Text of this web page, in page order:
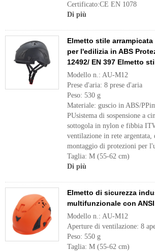
Certificato:CE EN 1078
Di più
Elmetto stile
per l'edilizia in ABS
12492/ EN 397 Elmetto
Modello n.: AU-M12
Prese d'aria: 8 prese d'aria
Peso: 530 g
Materiale: guscio in ABS/
PUsistema di sospensione a
sottogola in nylon e fibbia
ventilazione in rete argentata,
montaggio di protezioni per
Taglia: M (55-62 cm)
Di più
Elmetto di sicurezza
multifunzionale con
Modello n.: AU-M12
Aperture di ventilazione: 8
Peso: 550 g
Taglia: M (55-62 cm)